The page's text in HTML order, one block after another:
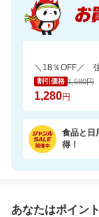
割引価格 1,580円
1,280円
食品と日
得！
あなたはポイント